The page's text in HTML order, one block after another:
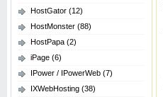
HostGator (12)
HostMonster (88)
HostPapa (2)
iPage (6)
IPower / IPowerWeb (7)
IXWebHosting (38)